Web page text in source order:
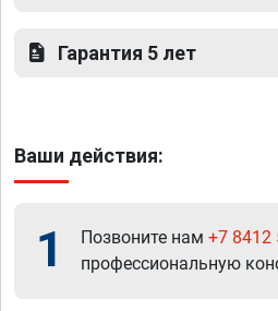
Гарантия 5 лет
Ваши действия:
1 Позвоните нам +7 8412
профессиональную